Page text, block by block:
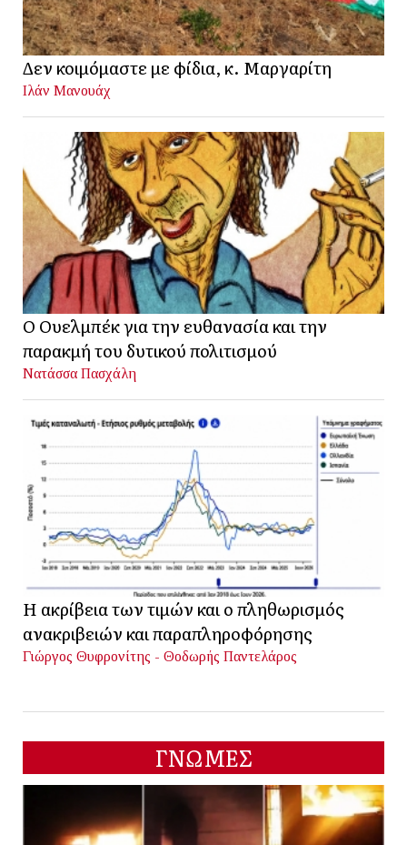
Δεν κοιμόμαστε με φίδια, κ. Μαργαρίτη
Ιλάν Μανουάχ
Ο Ουελμπέκ για την ευθανασία και την
παρακμή του δυτικού πολιτισμού
Νατάσσα Πασχάλη
Η ακρίβεια των τιμών και ο πληθωρισμός
ανακριβειών και παραπληροφόρησης
Γιώργος Θυφρονίτης - Θοδωρής Παντελάρος
ΓΝΩΜΕΣ